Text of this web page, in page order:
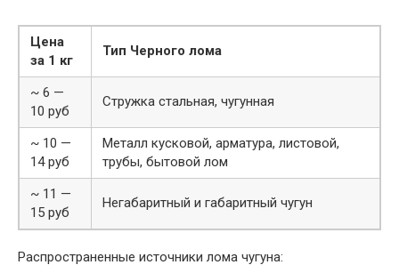
Цена
за 1 кг
Тип Черного лома
~ 6 —
10 руб
Стружка стальная, чугунная
~ 10 —
14 руб
Металл кусковой, арматура, листовой,
трубы, бытовой лом
~ 11 —
15 руб
Негабаритный и габаритный чугун
Распространенные источники лома чугуна: